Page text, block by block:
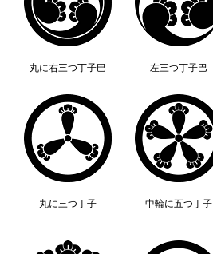
丸に右三つ丁子巴 左三つ丁子巴
丸に三つ丁子
中輪に五つ丁子